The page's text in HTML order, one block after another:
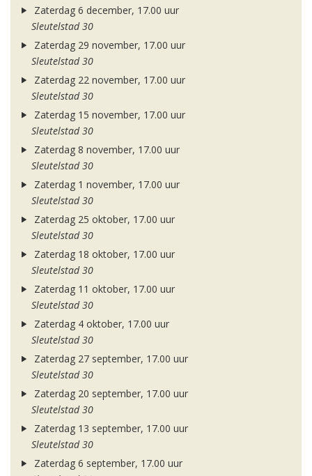
Zaterdag 6 december, 17.00 uur
Sleutelstad 30
Zaterdag 29 november, 17.00 uur
Sleutelstad 30
Zaterdag 22 november, 17.00 uur
Sleutelstad 30
Zaterdag 15 november, 17.00 uur
Sleutelstad 30
Zaterdag 8 november, 17.00 uur
Sleutelstad 30
Zaterdag 1 november, 17.00 uur
Sleutelstad 30
Zaterdag 25 oktober, 17.00 uur
Sleutelstad 30
Zaterdag 18 oktober, 17.00 uur
Sleutelstad 30
Zaterdag 11 oktober, 17.00 uur
Sleutelstad 30
Zaterdag 4 oktober, 17.00 uur
Sleutelstad 30
Zaterdag 27 september, 17.00 uur
Sleutelstad 30
Zaterdag 20 september, 17.00 uur
Sleutelstad 30
Zaterdag 13 september, 17.00 uur
Sleutelstad 30
Zaterdag 6 september, 17.00 uur